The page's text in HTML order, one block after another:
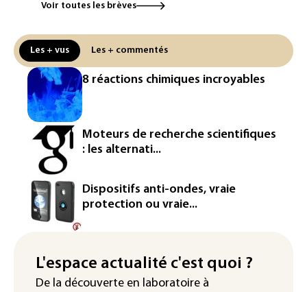
Éclipse: une baisse temporaire de la
attendue en Europe
L'Autriche bat son record absolu de
chaleur pour le deuxième jour d'affilée
Inde : Meta sommé de s'excuser après
le retrait d'une vidéo de Modi
La défense, voie de diversification pour
un secteur automobile à la peine
France : prison avec sursis et
"bannissement numérique" pour deux
streamers jugés pour des violences et
IA : Mythos 5 d'Anthropic crée de
fausses identités lors d'un test au
Voir toutes les brèves
Les + vus Les + commentés
8 réactions chimiques incroyables
Moteurs de recherche scientifiques
: les alternati...
Dispositifs anti-ondes, vraie
protection ou vraie...
L'espace actualité c'est quoi ?
De la découverte en laboratoire à